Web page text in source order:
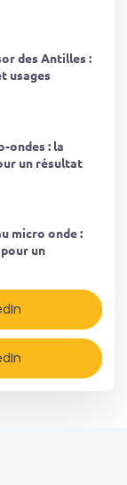
des Antilles :
usages
ondes : la
un résultat
micro onde :
un